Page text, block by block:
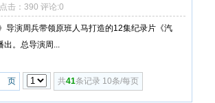
击：390 评论:0
导演周兵带领原班人马打造的12集纪录片《汽
出。总导演周...
页 共41条记录 10条/每页